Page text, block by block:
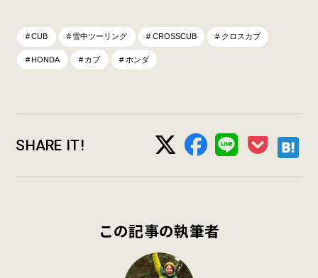
CUB 雪中ツーリング CROSSCUB クロスカブ
HONDA カブ ホンダ
SHARE IT!
この記事の執筆者